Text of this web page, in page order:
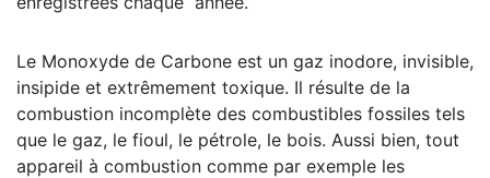
Le Monoxyde de Carbone est un gaz inodore, invisible,
insipide et extrêmement toxique. Il résulte de la
combustion incomplète des combustibles fossiles tels
que le gaz, le fioul, le pétrole, le bois. Aussi bien, tout
appareil à combustion comme par exemple les